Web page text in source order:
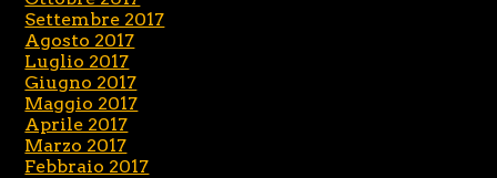
Settembre 2017
Agosto 2017
Luglio 2017
Giugno 2017
Maggio 2017
Aprile 2017
Marzo 2017
Febbraio 2017